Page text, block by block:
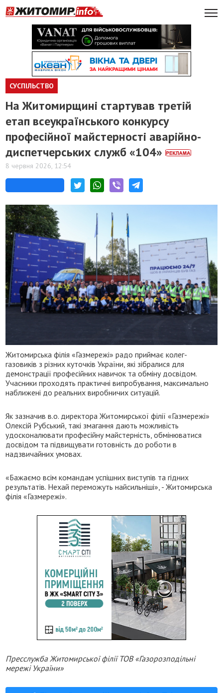
СУСПІЛЬСТВО
На Житомирщині стартував третій
етап всеукраїнського конкурсу
професійної майстерності аварійно-
диспетчерських служб «104»
8 червня 2026, 12:54
Житомирська філія «Газмережі» радо приймає колег-
газовиків з різних куточків України, які зібралися для
демонстрації професійних навичок та обміну досвідом.
Учасники проходять практичні випробування, максимально
наближені до реальних виробничих ситуацій.
Як зазначив в.о. директора Житомирської філії «Газмережі»
Олексій Рубський, такі змагання дають можливість
удосконалювати професійну майстерність, обмінюватися
досвідом та підвищувати готовність до роботи в
надзвичайних умовах.
«Бажаємо всім командам успішних виступів та гідних
результатів. Нехай переможуть найсильніші», - Житомирська
філія «Газмережі».
Пресслужба Житомирської філії ТОВ «Газорозподільні
мережі України»